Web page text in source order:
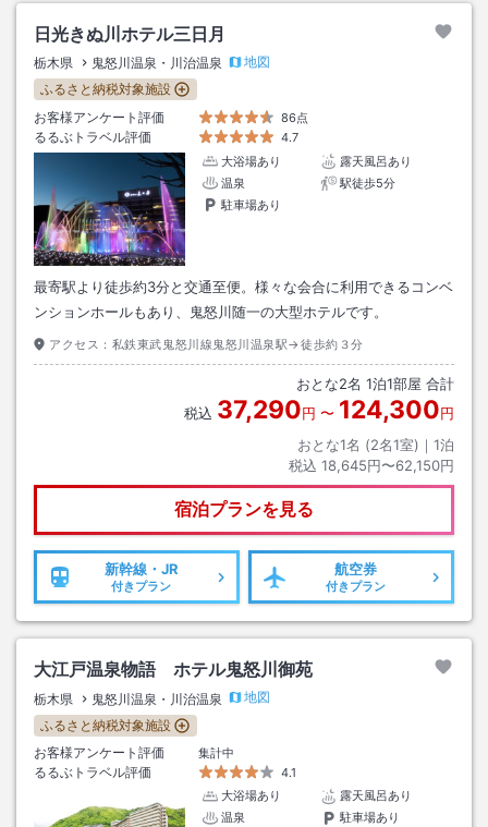
日光きぬ川ホテル三日月
栃木県 鬼怒川温泉・川治温泉
地図
ふるさと納税対象施設
お客様アンケート評価
86点
るるぶトラベル評価
4.7
大浴場あり
露天風呂あり
温泉
駅徒歩5分
駐車場あり
最寄駅より徒歩約3分と交通至便。様々な会合に利用できるコンベ
ンションホールもあり、鬼怒川随一の大型ホテルです。
アクセス： 私鉄東武鬼怒川線鬼怒川温泉駅→徒歩約３分
おとな2名 1泊1部屋 合計
税込 37,290円 〜 124,300円
おとな1名 (2名1室)｜ 1泊
税込 18,645円〜62,150円
宿泊プランを見る
新幹線・JR
付きプラン
航空券
付きプラン
大江戸温泉物語 ホテル鬼怒川御苑
栃木県 鬼怒川温泉・川治温泉
地図
ふるさと納税対象施設
お客様アンケート評価
集計中
るるぶトラベル評価
4.1
大浴場あり
露天風呂あり
温泉
駐車場あり